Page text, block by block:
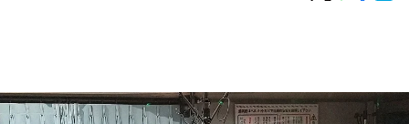
お知らせ